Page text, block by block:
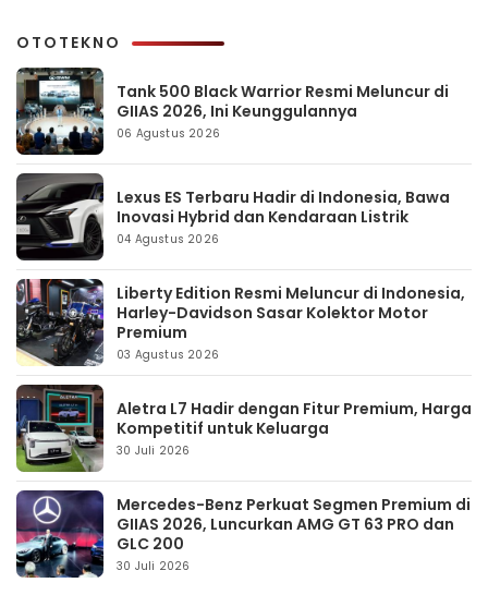
OTOTEKNO
Tank 500 Black Warrior Resmi Meluncur di
GIIAS 2026, Ini Keunggulannya
06 Agustus 2026
Lexus ES Terbaru Hadir di Indonesia, Bawa
Inovasi Hybrid dan Kendaraan Listrik
04 Agustus 2026
Liberty Edition Resmi Meluncur di Indonesia,
Harley-Davidson Sasar Kolektor Motor
Premium
03 Agustus 2026
Aletra L7 Hadir dengan Fitur Premium, Harga
Kompetitif untuk Keluarga
30 Juli 2026
Mercedes-Benz Perkuat Segmen Premium di
GIIAS 2026, Luncurkan AMG GT 63 PRO dan
GLC 200
30 Juli 2026